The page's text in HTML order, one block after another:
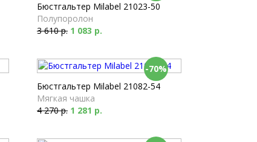
Бюстгальтер Milabel 21023-50
Полупоролон
3 610 р. 1 083 р.
-70%
Бюстгальтер Milabel 21082-54
Мягкая чашка
4 270 р. 1 281 р.